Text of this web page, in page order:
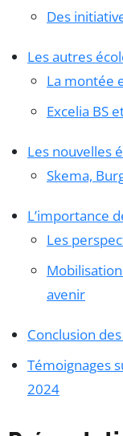
Des
Les autres
La montée
Excelia BS
Les nouvelles
Skema,
L’importance
Les
avenir
Conclusion
Témoignages
2024